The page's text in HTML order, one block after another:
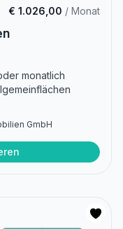
€ 1.026,00 / Monat
monatlich
GmbH